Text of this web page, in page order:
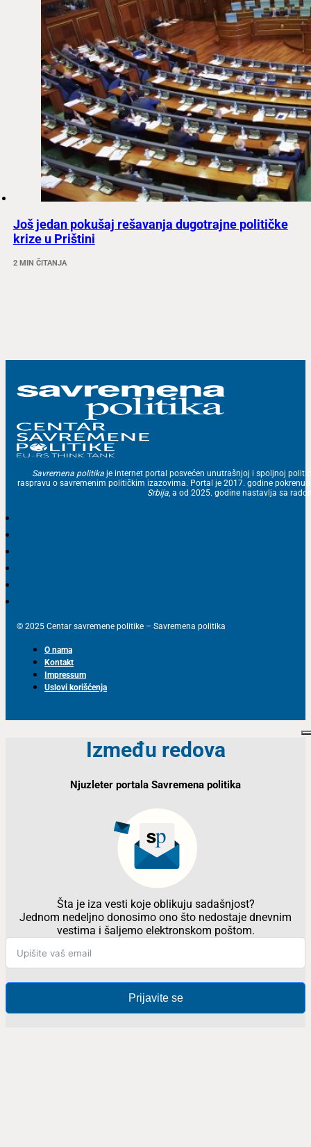
Još jedan pokušaj rešavanja dugotrajne političke
krize u Prištini
2 MIN ČITANJA
Savremena politika je internet portal posvećen unutrašnjoj i spoljnoj
raspravu o savremenim političkim izazovima. Portal je 2017. godine
Srbija, a od 2025. godine nastavlja sa
© 2025 Centar savremene politike – Savremena politika
O nama
Kontakt
Impressum
Uslovi korišćenja
Između redova
Njuzleter portala Savremena politika
Šta je iza vesti koje oblikuju sadašnjost?
Jednom nedeljno donosimo ono što nedostaje dnevnim
vestima i šaljemo elektronskom poštom.
Prijavite se